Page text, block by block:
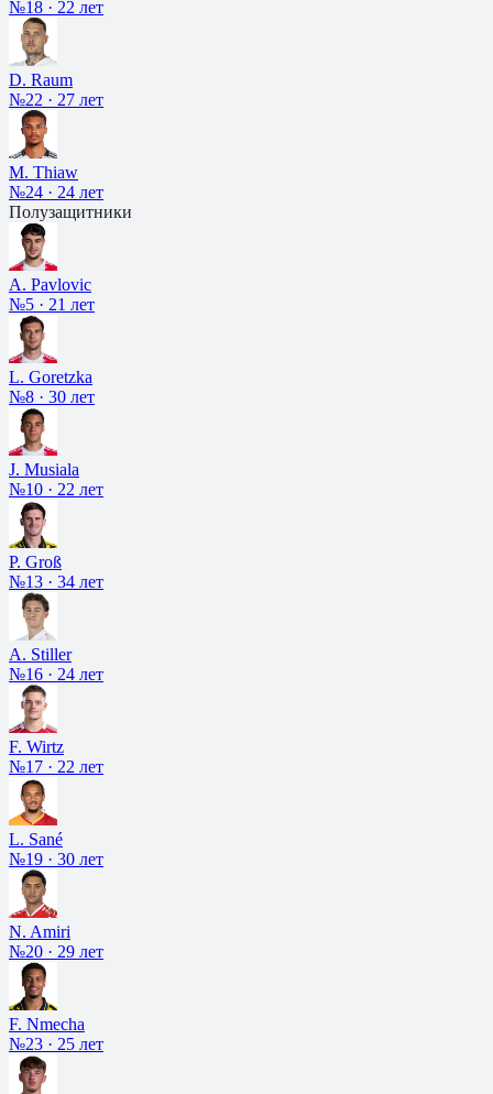
№18 · 22 лет
D. Raum
№22 · 27 лет
M. Thiaw
№24 · 24 лет
Полузащитники
A. Pavlovic
№5 · 21 лет
L. Goretzka
№8 · 30 лет
J. Musiala
№10 · 22 лет
P. Groß
№13 · 34 лет
A. Stiller
№16 · 24 лет
F. Wirtz
№17 · 22 лет
L. Sané
№19 · 30 лет
N. Amiri
№20 · 29 лет
F. Nmecha
№23 · 25 лет